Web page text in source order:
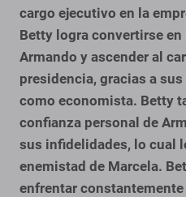
cargo ejecutivo en la
Betty logra convertirse en
Armando y ascender al
presidencia, gracias a
como economista. Betty
confianza personal de
sus infidelidades, lo cual
enemistad de Marcela.
enfrentar